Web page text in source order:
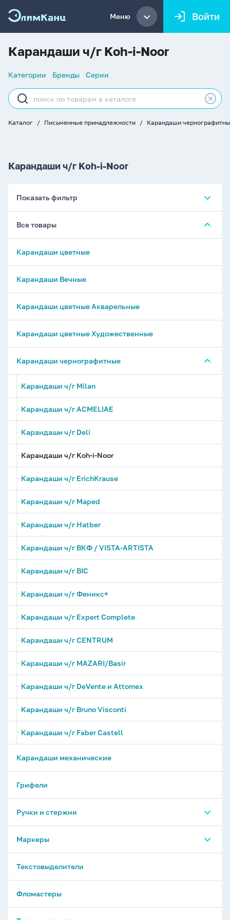
Меню Войти
Карандаши ч/г Koh-i-Noor
Список
Категории Бренды Серии
Строка
поиска
Каталог Письменные принадлежности Карандаши
Карандаши ч/г Koh-i-Noor
Показать фильтр
Все товары
Карандаши цветные
Карандаши Вечные
Карандаши цветные Акварельные
Карандаши цветные Художественные
Карандаши чернографитные
Карандаши ч/г Milan
Карандаши ч/г ACMELIAE
Карандаши ч/г Deli
Карандаши ч/г Koh-i-Noor
Карандаши ч/г ErichKrause
Карандаши ч/г Maped
Карандаши ч/г Hatber
Карандаши ч/г ВКФ / VISTA-ARTISTA
Карандаши ч/г BIC
Карандаши ч/г Феникс+
Карандаши ч/г Expert Complete
Карандаши ч/г CENTRUM
Карандаши ч/г MAZARI/Basir
Карандаши ч/г DeVente и Attomex
Карандаши ч/г Bruno Visconti
Карандаши ч/г Faber Castell
Карандаши механические
Грифели
Ручки и стержни
Ручки шариковые
Ручки капиллярные, перьевые, роллеры, линеры
Ручки PILOT
Маркеры
Маркер-краска, специальные
Маркеры для маркерных досок
Текстовыделители
Фломастеры